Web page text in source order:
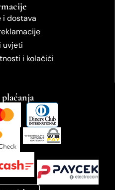
i dostava
uvjeti
i kolačići